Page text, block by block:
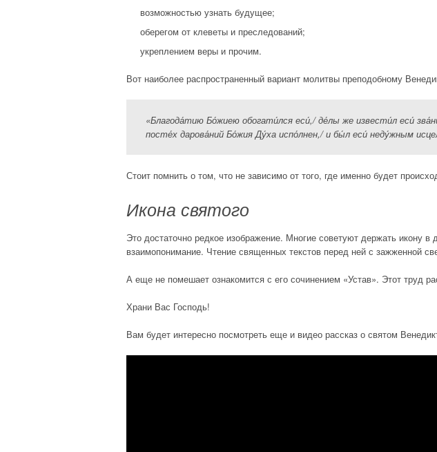
возможностью узнать будущее;
оберегом от клеветы и преследований;
укреплением веры и прочим.
Вот наиболее распространенный вариант молитвы преподобному
«Благода́тию Бо́жиею обогати́лся еси́,/ де́лы же извести́л еси́
посте́х дарова́ний Бо́жия Ду́ха испо́лнен,/ и бы́л еси́ неду́жным
Стоит помнить о том, что не зависимо от того, где именно будет
Икона святого
Это достаточно редкое изображение. Многие советуют держать икону
взаимопонимание. Чтение священных текстов перед ней с зажженной
А еще не помешает ознакомится с его сочинением «Устав». Этот труд
Храни Вас Господь!
Вам будет интересно посмотреть еще и видео рассказ о святом